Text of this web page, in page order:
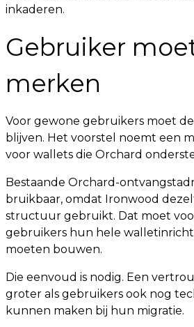
inkaderen.
Gebruiker
merken
Voor gewone gebruikers moet
blijven. Het voorstel noemt een
voor wallets die Orchard
Bestaande Orchard-
bruikbaar, omdat Ironwood
structuur gebruikt. Dat moet
gebruikers hun hele
moeten bouwen.
Die eenvoud is nodig. Een
groter als gebruikers ook nog
kunnen maken bij hun migratie.